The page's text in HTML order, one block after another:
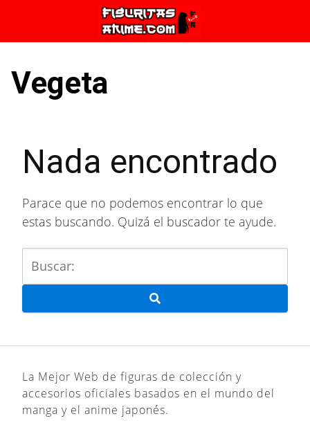
contenido
Vegeta
Nada encontrado
Parace que no podemos encontrar lo que
estas buscando. Quizá el buscador te ayude.
La Mejor Web de figuras de colección y
accesorios oficiales basados en el mundo del
manga y el anime japonés.